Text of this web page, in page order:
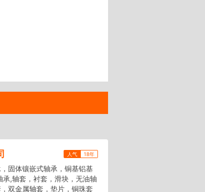
人气 18年
固体镶嵌式轴承，铜基铝基
,轴套，衬套，滑块，无油轴
双金属轴套，垫片，铜珠套